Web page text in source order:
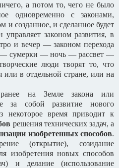
а потом то, чего не было
одновременно с законами,
и созданное, и сделанное будет
законом развития, в
и вечер — законом перехода
— сумерки — ночь — рассвет —
люди творят то, что
или в отдельной стране, или на
ранее на Земле закона или
за собой развитие нового
некоторое время приводит к
решения технических задач, а
изобретенных способов.
(открытие), созидание
изобретения новых способов
и делание (использование